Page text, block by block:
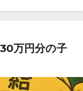
万円分の子